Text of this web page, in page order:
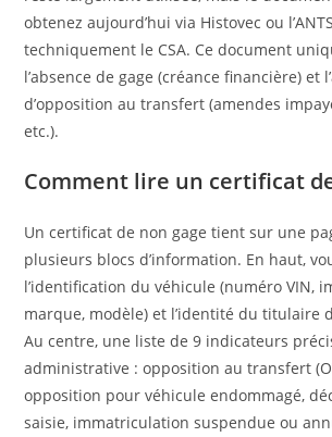
obtenez aujourd’hui via Histovec ou
techniquement le CSA. Ce document
l’absence de gage (créance financière) et
d’opposition au transfert (amendes
etc.).
Comment lire un certificat
Un certificat de non gage tient sur une
plusieurs blocs d’information. En haut,
l’identification du véhicule (numéro VIN,
marque, modèle) et l’identité du titulaire
Au centre, une liste de 9 indicateurs
administrative : opposition au transfert
opposition pour véhicule endommagé,
saisie, immatriculation suspendue ou